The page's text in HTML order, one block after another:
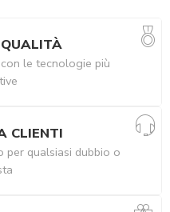
le tecnologie più
CLIENTI
qualsiasi dubbio o